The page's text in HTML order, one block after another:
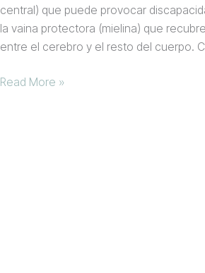
central) que puede provocar
la vaina protectora (mielina) que
entre el cerebro y el resto del cuerpo.
Read More »